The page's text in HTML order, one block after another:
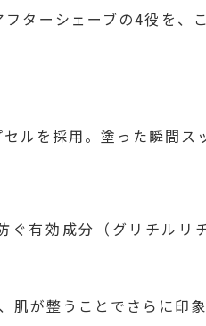
ターシェーブの4役を、
ルを採用。塗った瞬間ス
ぐ有効成分（グリチルリ
肌が整うことでさらに印